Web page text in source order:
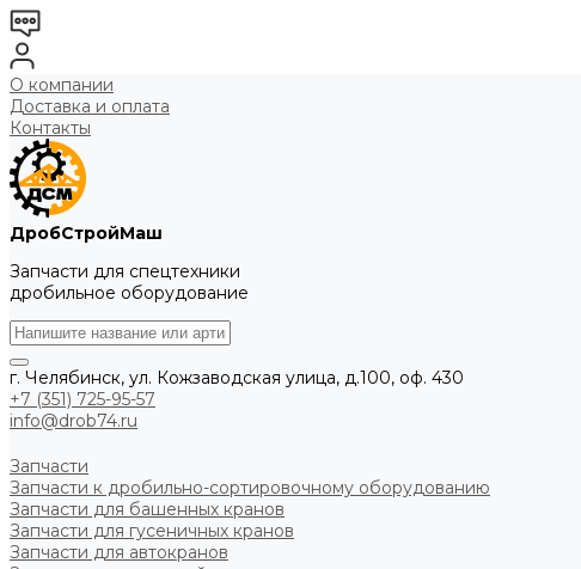
О компании
Доставка и оплата
Контакты
ДробСтройМаш
Запчасти для спецтехники
дробильное оборудование
г. Челябинск, ул. Кожзаводская улица, д.100, оф. 430
+7 (351) 725-95-57
info@drob74.ru
Запчасти
Запчасти к дробильно-сортировочному оборудованию
Запчасти для башенных кранов
Запчасти для гусеничных кранов
Запчасти для автокранов